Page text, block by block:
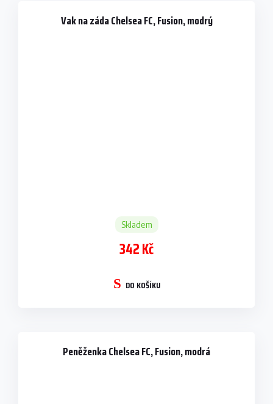
Vak na záda Chelsea FC, Fusion, modrý
Skladem
342 Kč
DO KOŠÍKU
Peněženka Chelsea FC, Fusion, modrá